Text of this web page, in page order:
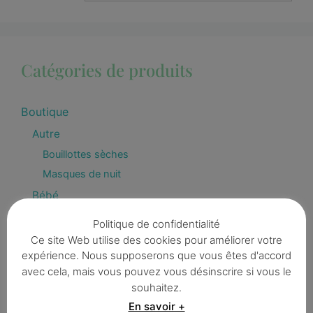
Catégories de produits
Boutique
Autre
Bouillottes sèches
Masques de nuit
Bébé
Bavoirs
Bavouilles et bandanas
Capes de bain
Politique de confidentialité
Ce site Web utilise des cookies pour améliorer votre
expérience. Nous supposerons que vous êtes d'accord
avec cela, mais vous pouvez vous désinscrire si vous le
souhaitez.
En savoir +